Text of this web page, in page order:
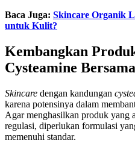
Baca Juga: Skincare Organik
untuk Kulit?
Kembangkan
Cysteamine
Skincare dengan kandungan
karena potensinya dalam
Agar menghasilkan produk yang
regulasi, diperlukan formulasi
memenuhi standar.